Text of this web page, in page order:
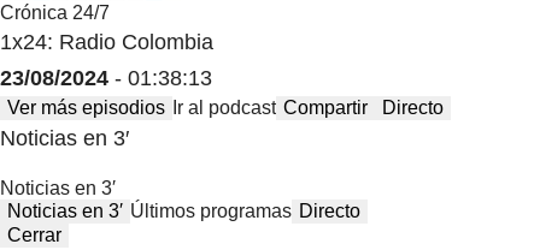
Crónica 24/7
1x24: Radio Colombia
23/08/2024 - 01:38:13
Ver más episodios Ir al podcast Compartir Directo
Noticias en 3′
Noticias en 3′
Noticias en 3′ Últimos programas Directo
Cerrar